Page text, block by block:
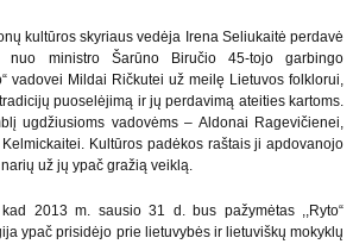
kultūros skyriaus vedėja Irena Seliukaitė perdavė
ministro Šarūno Biručio 45-tojo garbingo
vadovei Mildai Ričkutei už meilę Lietuvos folklorui,
puoselėjimą ir jų perdavimą ateities kartoms.
ugdžiusioms vadovėms – Aldonai Ragevičienei,
Kultūros padėkos raštais ji apdovanojo
už jų ypač gražią veiklą.
2013 m. sausio 31 d. bus pažymėtas ,,Ryto“
ypač prisidėjo prie lietuvybės ir lietuviškų mokyklų